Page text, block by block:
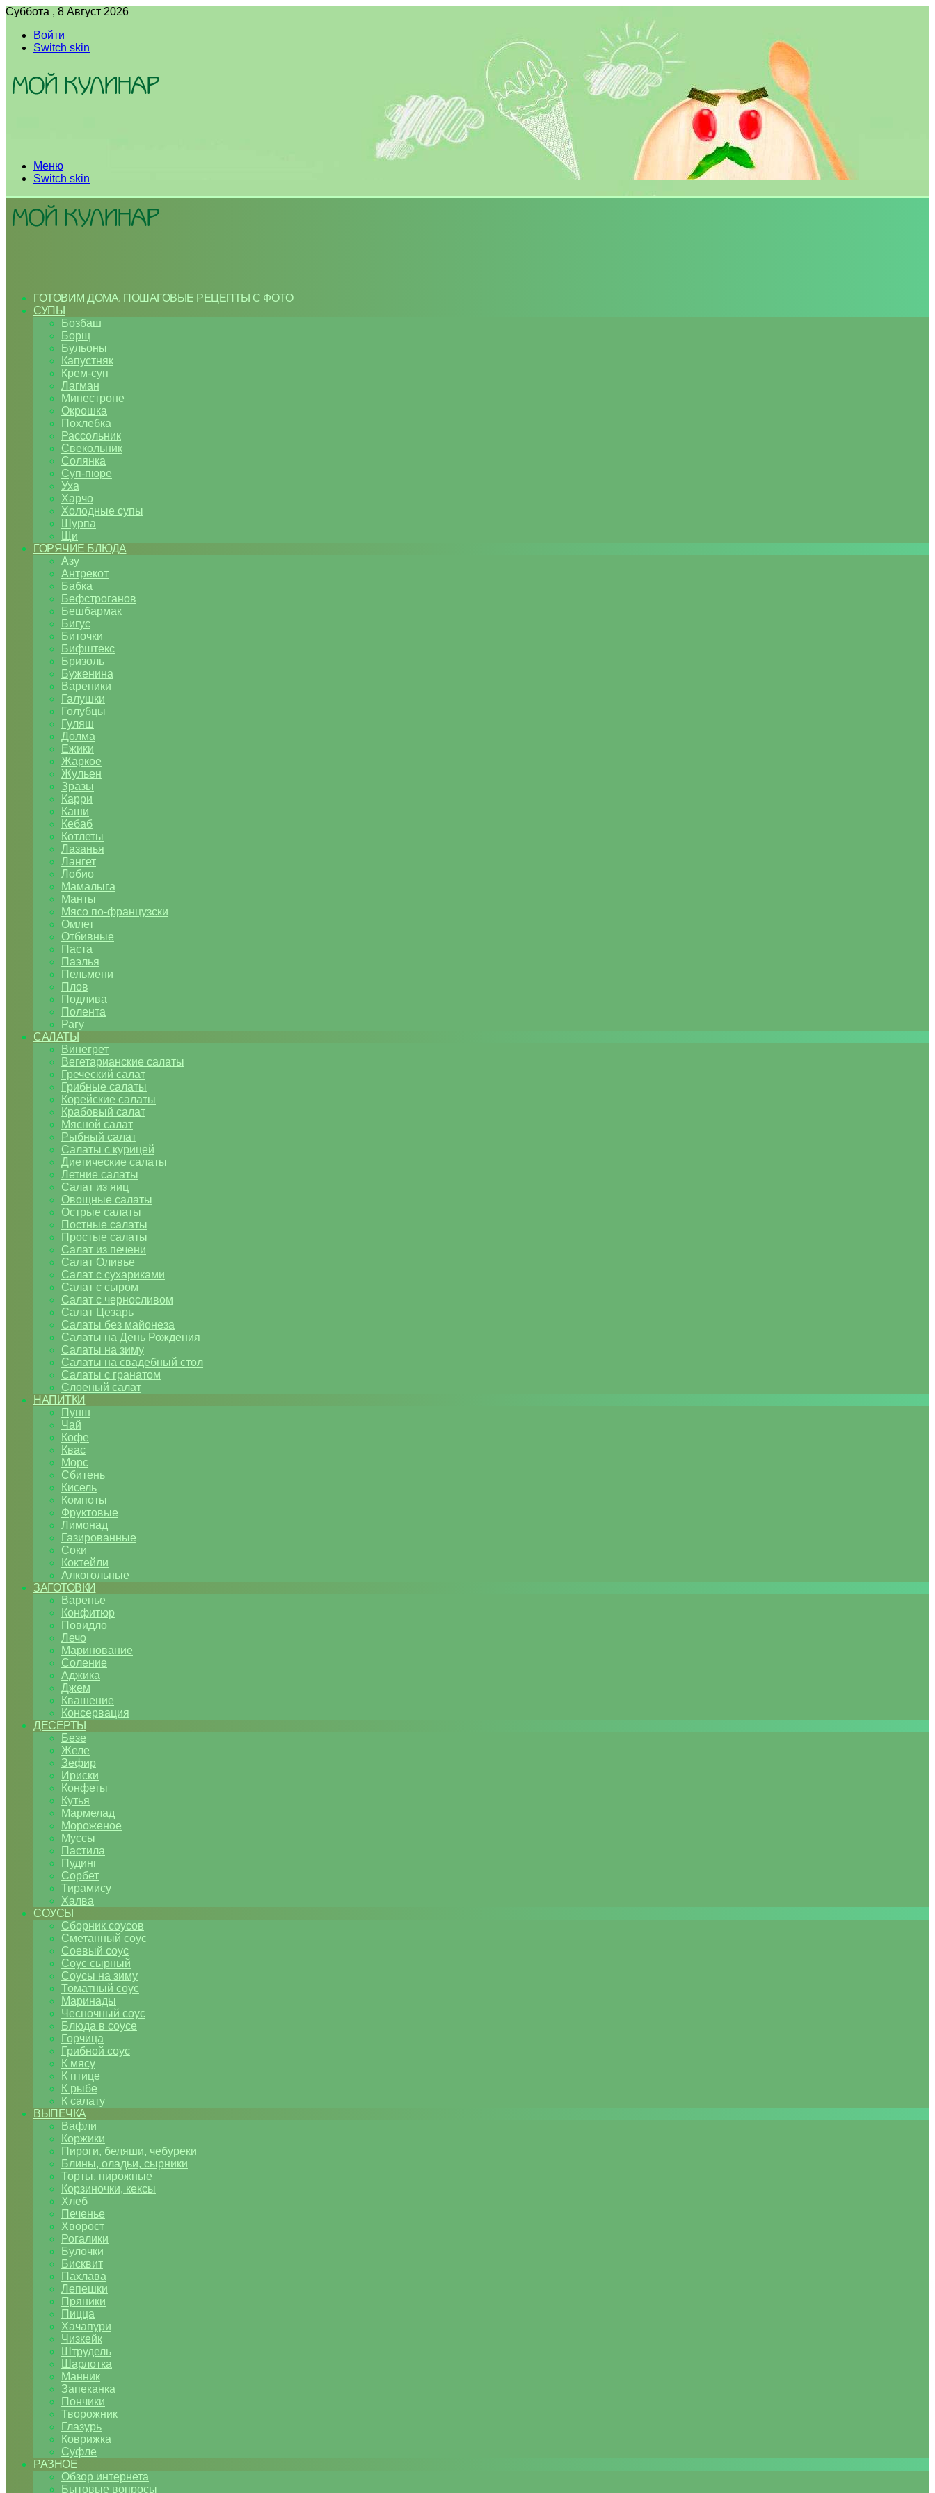
Суббота , 8 Август 2026
Войти
Switch skin
Меню
Switch skin
ГОТОВИМ ДОМА. ПОШАГОВЫЕ РЕЦЕПТЫ С ФОТО
СУПЫ
Бозбаш
Борщ
Бульоны
Капустняк
Крем-суп
Лагман
Минестроне
Окрошка
Похлебка
Рассольник
Свекольник
Солянка
Суп-пюре
Уха
Харчо
Холодные супы
Шурпа
Щи
ГОРЯЧИЕ БЛЮДА
Азу
Антрекот
Бабка
Бефстроганов
Бешбармак
Бигус
Биточки
Бифштекс
Бризоль
Буженина
Вареники
Галушки
Голубцы
Гуляш
Долма
Ежики
Жаркое
Жульен
Зразы
Карри
Каши
Кебаб
Котлеты
Лазанья
Лангет
Лобио
Мамалыга
Манты
Мясо по-французски
Омлет
Отбивные
Паста
Паэлья
Пельмени
Плов
Подлива
Полента
Рагу
САЛАТЫ
Винегрет
Вегетарианские салаты
Греческий салат
Грибные салаты
Корейские салаты
Крабовый салат
Мясной салат
Рыбный салат
Салаты с курицей
Диетические салаты
Летние салаты
Салат из яиц
Овощные салаты
Острые салаты
Постные салаты
Простые салаты
Салат из печени
Салат Оливье
Салат с сухариками
Салат с сыром
Салат с черносливом
Салат Цезарь
Салаты без майонеза
Салаты на День Рождения
Салаты на зиму
Салаты на свадебный стол
Салаты с гранатом
Слоеный салат
НАПИТКИ
Пунш
Чай
Кофе
Квас
Морс
Сбитень
Кисель
Компоты
Фруктовые
Лимонад
Газированные
Соки
Коктейли
Алкогольные
ЗАГОТОВКИ
Варенье
Конфитюр
Повидло
Лечо
Маринование
Соление
Аджика
Джем
Квашение
Консервация
ДЕСЕРТЫ
Безе
Желе
Зефир
Ириски
Конфеты
Кутья
Мармелад
Мороженое
Муссы
Пастила
Пудинг
Сорбет
Тирамису
Халва
СОУСЫ
Сборник соусов
Сметанный соус
Соевый соус
Соус сырный
Соусы на зиму
Томатный соус
Маринады
Чесночный соус
Блюда в соусе
Горчица
Грибной соус
К мясу
К птице
К рыбе
К салату
ВЫПЕЧКА
Вафли
Коржики
Пироги, беляши, чебуреки
Блины, оладьи, сырники
Торты, пирожные
Корзиночки, кексы
Хлеб
Печенье
Хворост
Рогалики
Булочки
Бисквит
Пахлава
Лепешки
Пряники
Пицца
Хачапури
Чизкейк
Штрудель
Шарлотка
Манник
Запеканка
Пончики
Творожник
Глазурь
Коврижка
Суфле
РАЗНОЕ
Обзор интернета
Бытовые вопросы